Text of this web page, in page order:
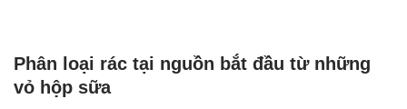
Phân loại rác tại nguồn bắt đầu từ những
vỏ hộp sữa